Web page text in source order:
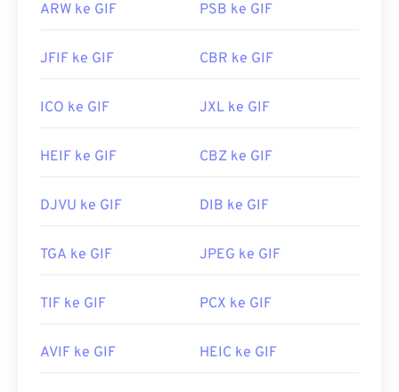
ARW ke GIF PSB ke GIF
JFIF ke GIF CBR ke GIF
ICO ke GIF JXL ke GIF
HEIF ke GIF CBZ ke GIF
DJVU ke GIF DIB ke GIF
TGA ke GIF JPEG ke GIF
TIF ke GIF PCX ke GIF
AVIF ke GIF HEIC ke GIF